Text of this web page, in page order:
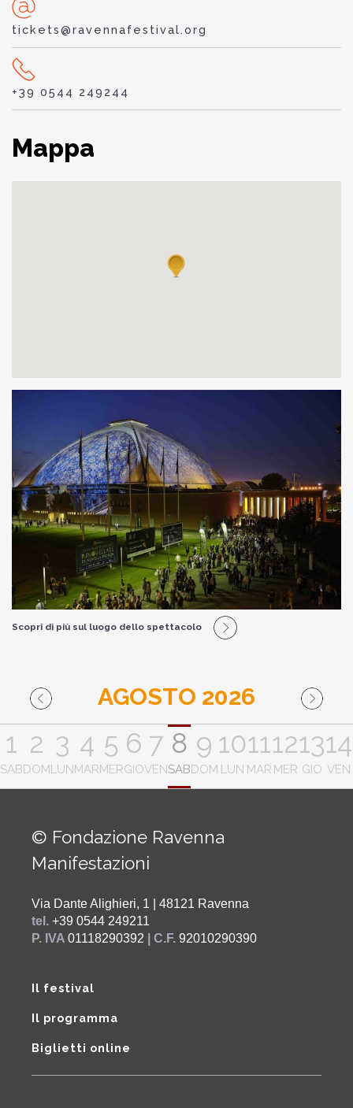
tickets@ravennafestival.org
+39 0544 249244
Mappa
Scopri di più sul luogo dello spettacolo
AGOSTO 2026
1
SAB
2
DOM
3
LUN
4
MAR
5
MER
6
GIO
7
VEN
8
SAB
9
DOM
10
LUN
11
MAR
12
MER
13
GIO
14
VEN
© Fondazione Ravenna
Manifestazioni
Via Dante Alighieri, 1 | 48121 Ravenna
tel. +39 0544 249211
P. IVA 01118290392 | C.F. 92010290390
Il festival
Il programma
Biglietti online